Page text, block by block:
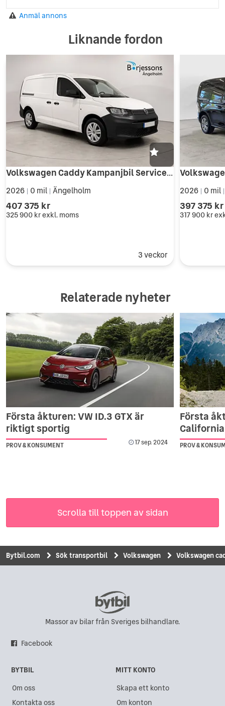
Anmäl annons
Liknande fordon
Volkswagen Caddy Kampanjbil Serviceavtal på köpet i 3 år...
2026 0 mil Ängelholm
407 375 kr
325 900 krexkl. moms
3 veckor
2026 0 mil
397 375 kr
317 900 kr
Relaterade nyheter
Första åkturen: VW ID.3 GTX är
riktigt sportig
PROV & KONSUMENT 17 sep. 2024
Första
California
PROV &
Scrolla till toppen av sidan
Bytbil.com Sök transportbil Volkswagen Volkswagen
Massor av bilar från Sveriges bilhandlare.
Facebook
BYTBIL
Om oss
Kontakta oss
MITT KONTO
Skapa ett konto
Om konton